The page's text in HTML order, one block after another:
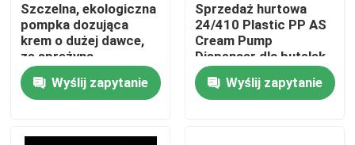
Dom
Szczelna, ekologiczna
pompka dozująca
krem ​​o dużej dawce,
ze sprężyną
zewnętrzną, do
gęstych formuł
Wyślij zapytanie
Sprzedaż hurtowa
24/410 Plastic PP AS
Cream Pump
Dispenser dla butelek
kosmetycznych
Wyślij zapytanie